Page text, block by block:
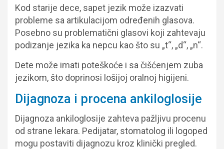
Kod starije dece, sapet jezik može izazvati
probleme sa artikulacijom određenih glasova.
Posebno su problematični glasovi koji zahtevaju
podizanje jezika ka nepcu kao što su „t“, „d“, „n“.
Dete može imati poteškoće i sa čišćenjem zuba
jezikom, što doprinosi lošijoj oralnoj higijeni.
Dijagnoza i procena ankiloglosije
Dijagnoza ankiloglosije zahteva pažljivu procenu
od strane lekara. Pedijatar, stomatolog ili logoped
mogu postaviti dijagnozu kroz klinički pregled.